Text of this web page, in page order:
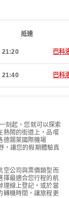
抵達
21:20 巴科
21:40 巴科
刻起，您就可以探索
熱鬧的街道上，品嚐
德錫萊國際機場
，讓您的假期體驗真
空公司與票價類型而
擇最適合您行程的航
理線上登記，或於當
轉機時間，讓旅程更